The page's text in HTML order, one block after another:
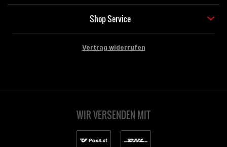
Shop Service
Vertrag widerrufen
WIR VERSENDEN MIT